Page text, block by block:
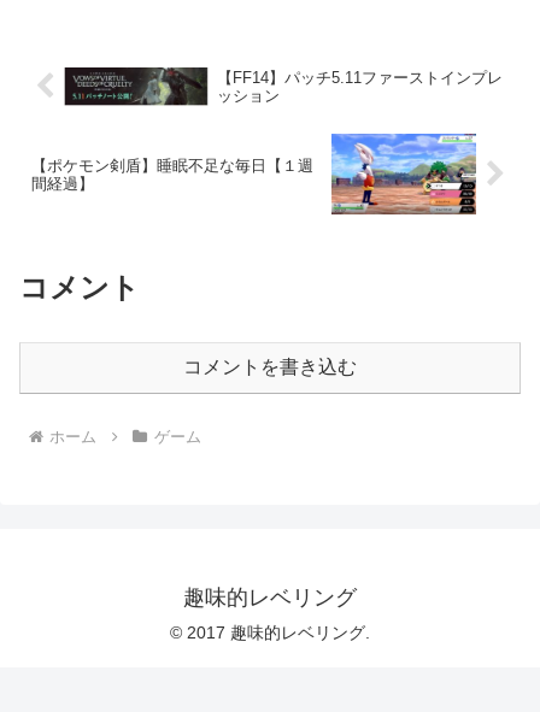
【FF14】パッチ5.11ファーストインプレ
ッション
【ポケモン剣盾】睡眠不足な毎日【１週
間経過】
コメント
コメントを書き込む
ホーム ゲーム
趣味的レベリング
© 2017 趣味的レベリング.